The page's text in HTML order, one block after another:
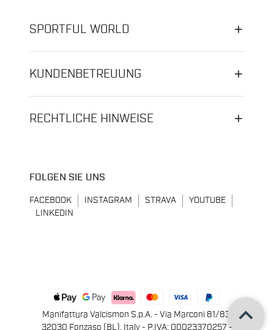
SPORTFUL WORLD
KUNDENBETREUUNG
RECHTLICHE HINWEISE
FOLGEN SIE UNS
FACEBOOK INSTAGRAM STRAVA
YOUTUBE
LINKEDIN
Manifattura Valcismon S.p.A. - Via Marconi 81/83,
32030 Fonzaso (BL), Italy - P.IVA: 00023370257 -
keyboard_arrow_up